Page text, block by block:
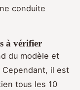
conduite
à vérifier
du modèle et
Cependant, il est
tous les 10